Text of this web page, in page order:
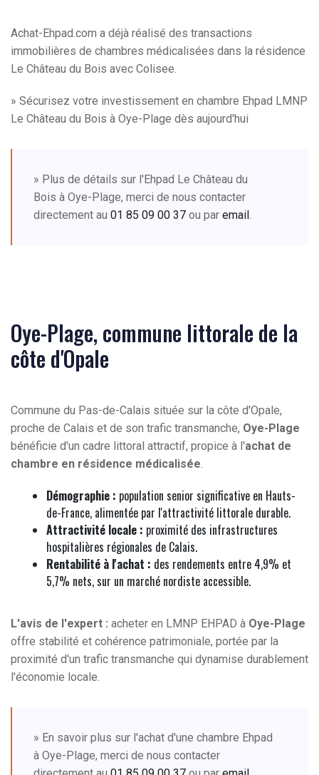
Achat-Ehpad.com a déjà réalisé des transactions
immobilières de chambres médicalisées dans la résidence
Le Château du Bois avec Colisee.
» Sécurisez votre investissement en chambre Ehpad LMNP
Le Château du Bois à Oye-Plage dès aujourd'hui
» Plus de détails sur l'Ehpad Le Château du
Bois à Oye-Plage, merci de nous contacter
directement au 01 85 09 00 37 ou par email
Oye-Plage, commune littorale de la
côte d'Opale
Commune du Pas-de-Calais située sur la côte d'Opale,
proche de Calais et de son trafic transmanche, Oye-Plage
bénéficie d'un cadre littoral attractif, propice à l'achat de
chambre en résidence médicalisée
Démographie : population senior significative en Hauts-
de-France, alimentée par l'attractivité littorale durable.
Attractivité locale : proximité des infrastructures
hospitalières régionales de Calais.
Rentabilité à l'achat : des rendements entre 4,9% et
5,7% nets, sur un marché nordiste accessible.
L'avis de l'expert : acheter en LMNP EHPAD à Oye-Plage
offre stabilité et cohérence patrimoniale, portée par la
proximité d'un trafic transmanche qui dynamise durablement
l'économie locale.
» En savoir plus sur l'achat d'une chambre Ehpad
à Oye-Plage, merci de nous contacter